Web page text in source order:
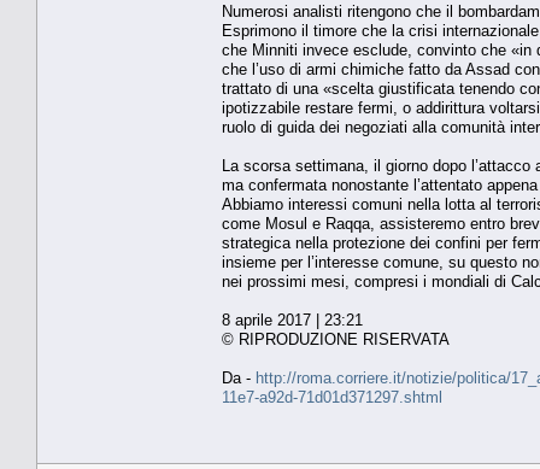
Numerosi analisti ritengono che il
Esprimono il timore che la crisi
che Minniti invece esclude, convinto che «in
che l’uso di armi chimiche fatto da Assad
trattato di una «scelta giustificata tenendo
ipotizzabile restare fermi, o addirittura
ruolo di guida dei negoziati alla comunità
La scorsa settimana, il giorno dopo
ma confermata nonostante l’attentato
Abbiamo interessi comuni nella lotta al
come Mosul e Raqqa, assisteremo entro
strategica nella protezione dei confini per
insieme per l’interesse comune, su questo
nei prossimi mesi, compresi i mondiali di
8 aprile 2017 | 23:21
© RIPRODUZIONE RISERVATA
Da - http://roma.corriere.it/notizie/politica/
11e7-a92d-71d01d371297.shtml